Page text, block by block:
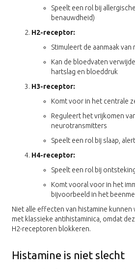
Speelt een rol bij
benauwdheid)
H2-receptor:
Stimuleert de aanmaak van
Kan de bloedvaten
hartslag en bloeddruk
H3-receptor:
Komt voor in het centrale
Reguleert het vrijkomen
neurotransmitters
Speelt een rol bij slaap,
H4-receptor:
Speelt een rol bij
Komt vooral voor in het
bijvoorbeeld in het
Niet alle effecten van histamine
met klassieke antihistaminica, omdat
H2-receptoren blokkeren.
Histamine is niet slecht